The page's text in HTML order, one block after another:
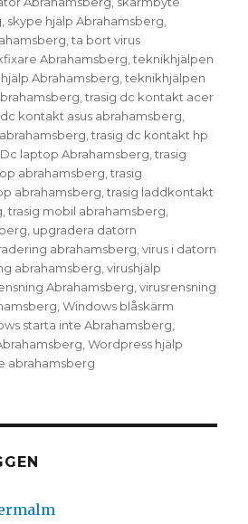
skype hjälp Abrahamsberg
,ta bort virus
Abrahamsberg ,teknikhjälpen
Abrahamsberg ,teknikhjälpen
,trasig dc kontakt acer
kontakt asus abrahamsberg
,trasig dc kontakt hp
laptop Abrahamsberg ,trasig
abrahamsberg ,trasig
abrahamsberg ,trasig laddkontakt
,trasig mobil abrahamsberg
upgradera datorn
abrahamsberg ,virus i datorn
abrahamsberg ,virushjälp
Abrahamsberg ,virusrensning
,Windows blåskärm
starta inte Abrahamsberg
,Wordpress hjälp
abrahamsberg